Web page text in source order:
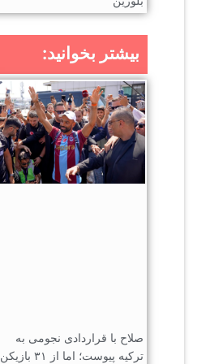
بیشتر بخوانید:
صلاح با قراردادی نجومی به
ترکیه پیوست؛ اما از ۳۱ بازیکن